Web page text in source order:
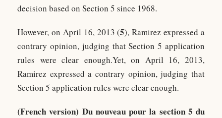
decision based on Section 5 since 1968.
However, on April 16, 2013 (5), Ramirez expressed a
contrary opinion, judging that Section 5 application
rules were clear enough.Yet, on April 16, 2013,
Ramirez expressed a contrary opinion, judging that
Section 5 application rules were clear enough.
(French version) Du nouveau pour la section 5 du